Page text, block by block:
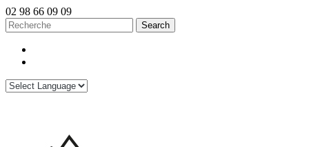
02 98 66 09 09